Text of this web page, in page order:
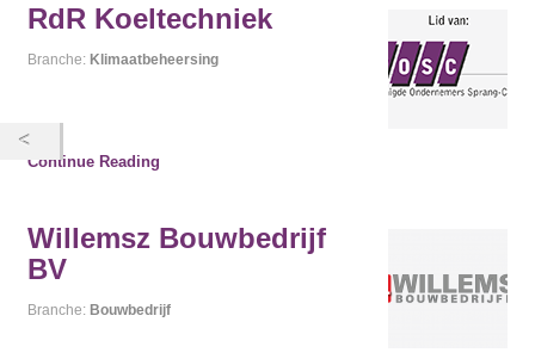
RdR Koeltechniek
Branche: Klimaatbeheersing
Continue Reading
Willemsz Bouwbedrijf
BV
Branche: Bouwbedrijf